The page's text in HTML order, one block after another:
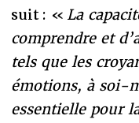
suit : « La
comprendre et
tels que les
émotions, à soi-
essentielle pour